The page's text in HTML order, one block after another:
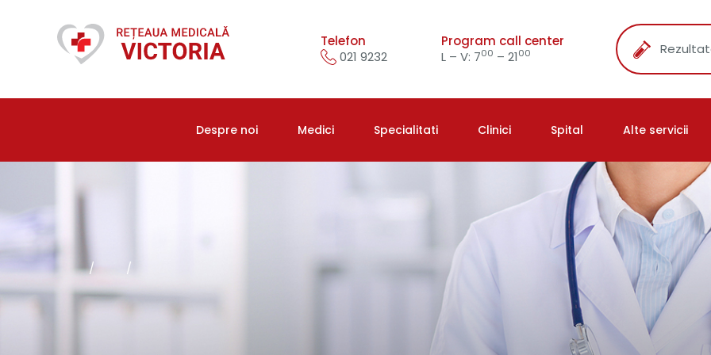
Telefon
021 9232
Program call center
L – V: 700 – 2100
Despre noi Medici Specialitati Clinici Spital Alte servicii